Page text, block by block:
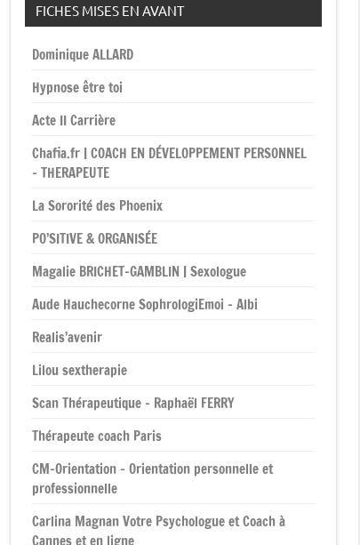
FICHES MISES EN AVANT
Dominique ALLARD
Hypnose être toi
Acte II Carrière
Chafia.fr | COACH EN DÉVELOPPEMENT PERSONNEL
– THERAPEUTE
La Sororité des Phoenix
PO’SITIVE & ORGANISÉE
Magalie BRICHET-GAMBLIN | Sexologue
Aude Hauchecorne SophrologiEmoi – Albi
Realis’avenir
Lilou sextherapie
Scan Thérapeutique – Raphaël FERRY
Thérapeute coach Paris
CM-Orientation – Orientation personnelle et
professionnelle
Carlina Magnan Votre Psychologue et Coach à
Cannes et en ligne